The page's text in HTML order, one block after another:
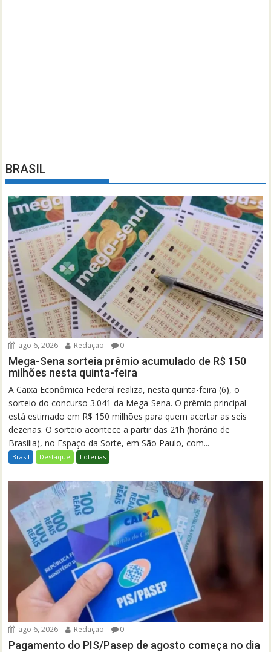
BRASIL
ago 6, 2026 Redação 0
Mega-Sena sorteia prêmio acumulado de R$ 150
milhões nesta quinta-feira
A Caixa Econômica Federal realiza, nesta quinta-feira (6), o
sorteio do concurso 3.041 da Mega-Sena. O prêmio principal
está estimado em R$ 150 milhões para quem acertar as seis
dezenas. O sorteio acontece a partir das 21h (horário de
Brasília), no Espaço da Sorte, em São Paulo, com...
Brasil Destaque Loterias
ago 6, 2026 Redação 0
Pagamento do PIS/Pasep de agosto começa no dia